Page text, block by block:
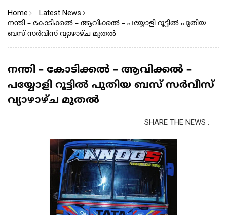
Home Latest News
നന്തി – കോടിക്കൽ – ആവിക്കൽ – പയ്യോളി റൂട്ടിൽ പുതിയ
ബസ് സർവീസ് വ്യാഴാഴ്ച മുതൽ
നന്തി – കോടിക്കൽ – ആവിക്കൽ –
പയ്യോളി റൂട്ടിൽ പുതിയ ബസ് സർവീസ്
വ്യാഴാഴ്ച മുതൽ
SHARE THE NEWS :